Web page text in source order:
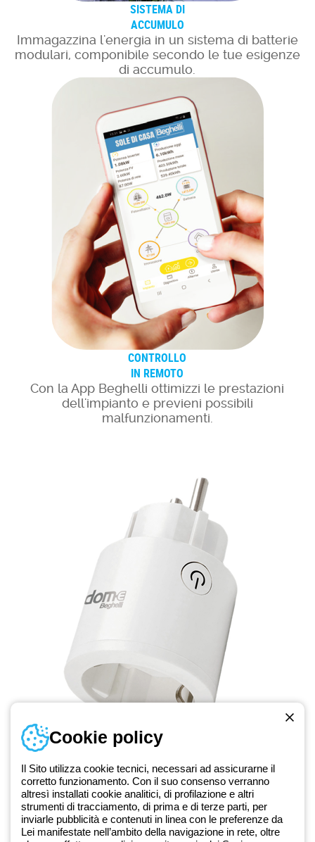
SISTEMA DI
ACCUMULO
Immagazzina l'energia in un sistema di batterie
modulari, componibile secondo le tue esigenze
di accumulo.
CONTROLLO
IN REMOTO
Con la App Beghelli ottimizzi le prestazioni
dell'impianto e previeni possibili
malfunzionamenti.
LA PRESA CHE
MISURA I CONSUMI
Con la presa Smart controlli i consumi dei
dispositivi collegati proteggendoli da
sovraccarichi di tensione.
Cookie policy
Il Sito utilizza cookie tecnici, necessari ad assicurarne il
corretto funzionamento. Con il suo consenso verranno
altresì installati cookie analitici, di profilazione e altri
strumenti di tracciamento, di prima e di terze parti, per
inviarle pubblicità e contenuti in linea con le preferenze da
Lei manifestate nell’ambito della navigazione in rete, oltre